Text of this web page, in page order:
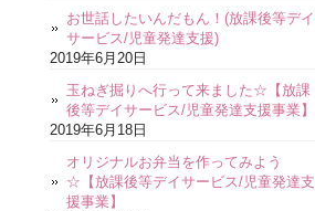
お世話したいんだもん！(放課後等デイ
サービス/児童発達支援)
2019年6月20日
玉ねぎ掘りへ行って来ました☆【放課
後等デイサービス/児童発達支援事業】
2019年6月18日
オリジナルお弁当を作ってみよう
☆【放課後等デイサービス/児童発達支
援事業】